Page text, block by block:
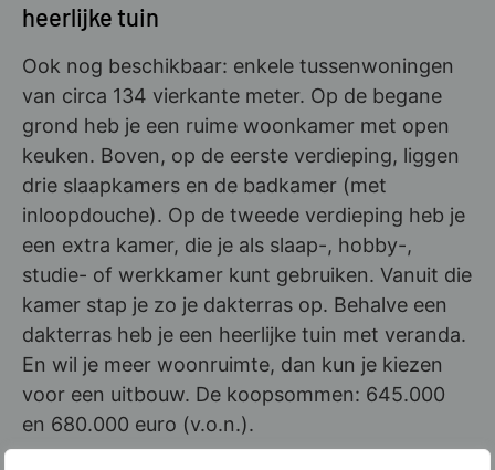
heerlijke tuin
Ook nog beschikbaar: enkele tussenwoningen
van circa 134 vierkante meter. Op de begane
grond heb je een ruime woonkamer met open
keuken. Boven, op de eerste verdieping, liggen
drie slaapkamers en de badkamer (met
inloopdouche). Op de tweede verdieping heb je
een extra kamer, die je als slaap-, hobby-,
studie- of werkkamer kunt gebruiken. Vanuit die
kamer stap je zo je dakterras op. Behalve een
dakterras heb je een heerlijke tuin met veranda.
En wil je meer woonruimte, dan kun je kiezen
voor een uitbouw. De koopsommen: 645.000
en 680.000 euro (v.o.n.).